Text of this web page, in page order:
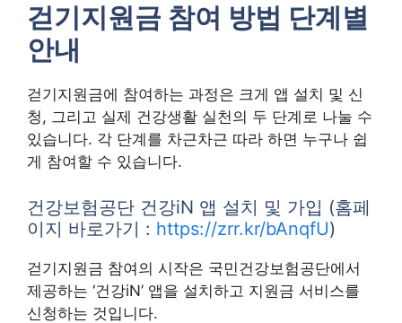
걷기지원금 참여 방법 단계별
안내
걷기지원금에 참여하는 과정은 크게 앱 설치 및 신
청, 그리고 실제 건강생활 실천의 두 단계로 나눌 수
있습니다. 각 단계를 차근차근 따라 하면 누구나 쉽
게 참여할 수 있습니다.
건강보험공단 건강iN 앱 설치 및 가입 (홈페
이지 바로가기 : https://zrr.kr/bAnqfU)
걷기지원금 참여의 시작은 국민건강보험공단에서
제공하는 ‘건강iN’ 앱을 설치하고 지원금 서비스를
신청하는 것입니다.